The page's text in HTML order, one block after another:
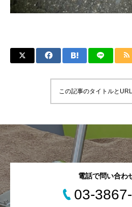
この記事のタイトルと
電話で問い合わ
03-